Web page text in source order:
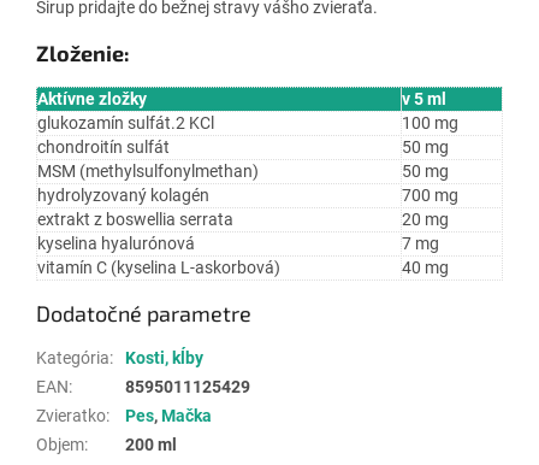
Sirup pridajte do bežnej stravy vášho zvieraťa.
Zloženie:
Aktívne zložky
v 5 ml
glukozamín sulfát.2 KCl
100 mg
chondroitín sulfát
50 mg
MSM (methylsulfonylmethan)
50 mg
hydrolyzovaný kolagén
700 mg
extrakt z boswellia serrata
20 mg
kyselina hyalurónová
7 mg
vitamín C (kyselina L-askorbová)
40 mg
Dodatočné parametre
Kategória:
Kosti, kĺby
EAN:
8595011125429
Zvieratko: Pes,Mačka
Objem: 200 ml